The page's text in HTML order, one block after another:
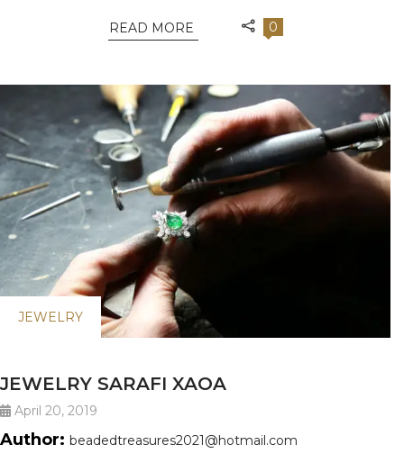
READ MORE 0
JEWELRY
JEWELRY SARAFI XAOA
April 20, 2019
Author: beadedtreasures2021@hotmail.com